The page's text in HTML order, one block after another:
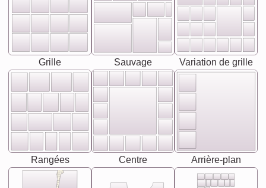
Grille Sauvage Variation de grille
Rangées Centre Arrière-plan